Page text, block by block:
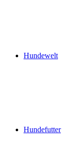
Hundewelt
Hundefutter